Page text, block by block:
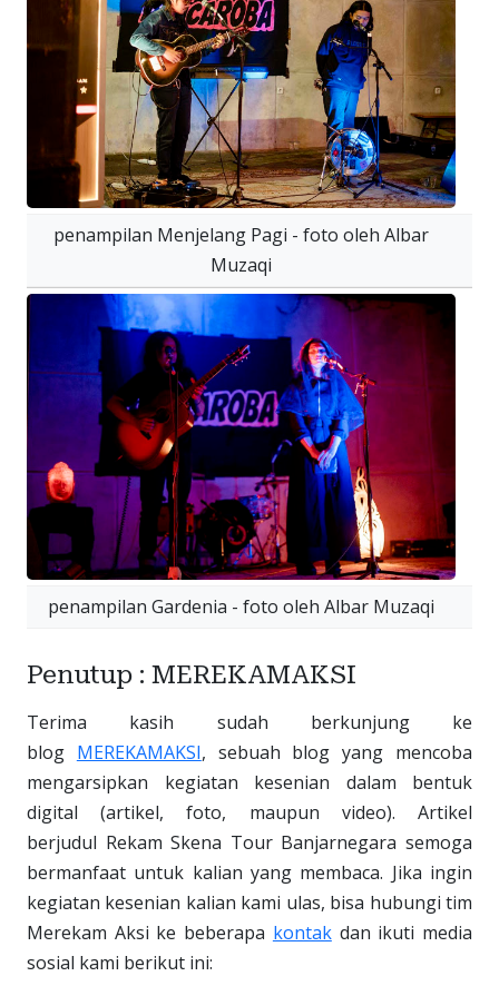
penampilan Menjelang Pagi - foto oleh Albar
Muzaqi
penampilan Gardenia - foto oleh Albar Muzaqi
Penutup : MEREKAMAKSI
Terima kasih sudah berkunjung ke
blog MEREKAMAKSI, sebuah blog yang mencoba
mengarsipkan kegiatan kesenian dalam bentuk
digital (artikel, foto, maupun video). Artikel
berjudul Rekam Skena Tour Banjarnegara semoga
bermanfaat untuk kalian yang membaca. Jika ingin
kegiatan kesenian kalian kami ulas, bisa hubungi tim
Merekam Aksi ke beberapa kontakdan ikuti media
sosial kami berikut ini: